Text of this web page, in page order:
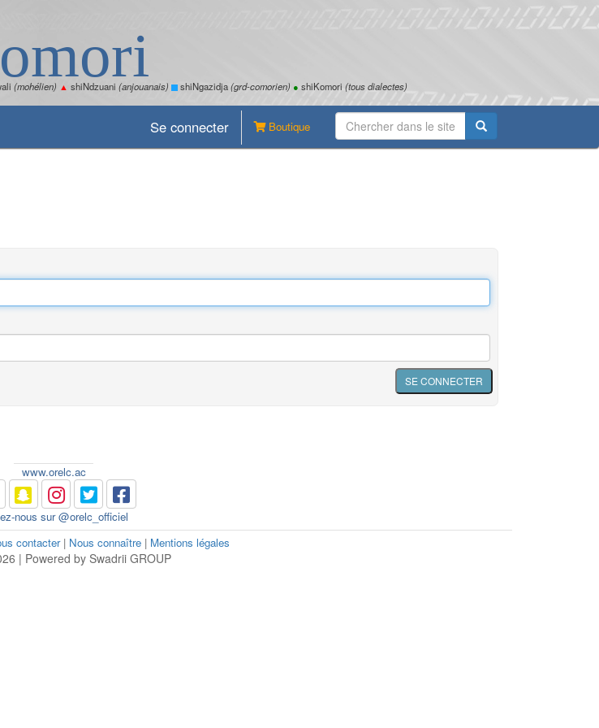
(mohélien) ▲ shiNdzuani (anjouanais) shiNgazidja(grd-comorien) ● shiKomori (tous dialectes)
Boutique
Se connecter
www.orelc.ac
nous sur @orelc_officiel
contacter| Nous connaître | Mentions légales
| Powered by Swadrii GROUP